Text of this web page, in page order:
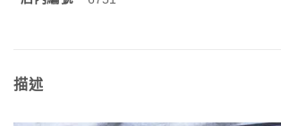
描述